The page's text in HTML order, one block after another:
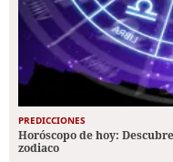
PREDICCIONES
Horóscopo de hoy:
zodiaco